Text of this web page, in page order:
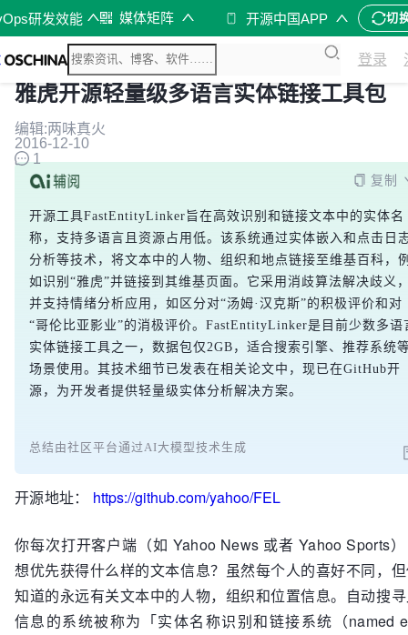
研发效能 媒体矩阵 开源中国APP 切
登录
雅虎开源轻量级多语言实体链接工具包
编辑:两味真火
2016-12-10
1
复制
开源工具FastEntityLinker旨在高效识别和链接文本中的实体名
称，支持多语言且资源占用低。该系统通过实体嵌入和点击日
分析等技术，将文本中的人物、组织和地点链接至维基百科，
如识别“雅虎”并链接到其维基页面。它采用消歧算法解决歧义
并支持情绪分析应用，如区分对“汤姆·汉克斯”的积极评价和对
“哥伦比亚影业”的消极评价。FastEntityLinker是目前少数多语
实体链接工具之一，数据包仅2GB，适合搜索引擎、推荐系统
场景使用。其技术细节已发表在相关论文中，现已在GitHub开
源，为开发者提供轻量级实体分析解决方案。
总结由社区平台通过AI大模型技术生成
开源地址： https://github.com/yahoo/FEL
你每次打开客户端（如 Yahoo News 或者 Yahoo Sports
想优先获得什么样的文本信息？虽然每个人的喜好不同，
知道的永远有关文本中的人物，组织和位置信息。自动搜
信息的系统被称为「实体名称识别和链接系统（named